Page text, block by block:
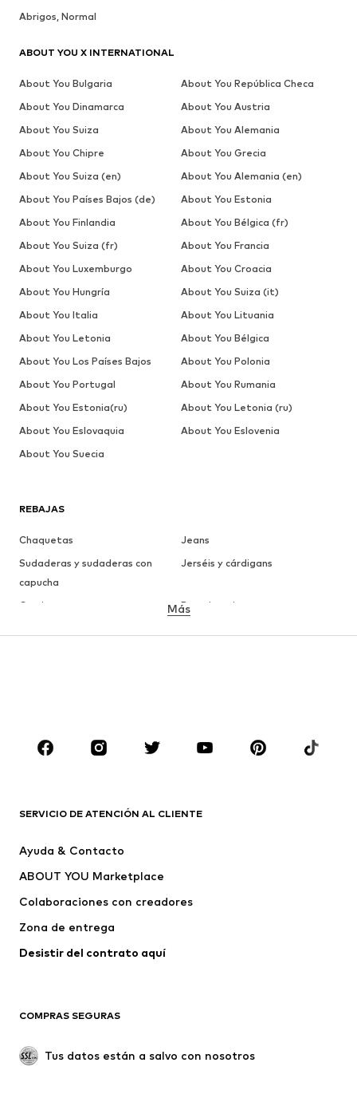
REBAJAS
Chaquetas
Jeans
Sudaderas y sudaderas con
capucha
Jerséis y cárdigans
Camisetas
Ropa interior
ROPA
Camisetas
Jeans
Pantalones
Ropa interior
Jerséis y cárdigans
Trajes y chaquetas
Nuevo
Tendencia
Más
SERVICIO DE ATENCIÓN AL CLIENTE
Ayuda & Contacto
ABOUT YOU Marketplace
Colaboraciones con creadores
Zona de entrega
Desistir del contrato aquí
COMPRAS SEGURAS
Tus datos están a salvo con nosotros
Abrigos, Normal
ABOUT YOU X INTERNATIONAL
About You Bulgaria
About You República Checa
About You Dinamarca
About You Austria
About You Suiza
About You Alemania
About You Chipre
About You Grecia
About You Suiza (en)
About You Alemania (en)
About You Países Bajos (de)
About You Estonia
About You Finlandia
About You Bélgica (fr)
About You Suiza (fr)
About You Francia
About You Luxemburgo
About You Croacia
About You Hungría
About You Suiza (it)
About You Italia
About You Lituania
About You Letonia
About You Bélgica
About You Los Países Bajos
About You Polonia
About You Portugal
About You Rumania
About You Estonia(ru)
About You Letonia (ru)
About You Eslovaquia
About You Eslovenia
About You Suecia